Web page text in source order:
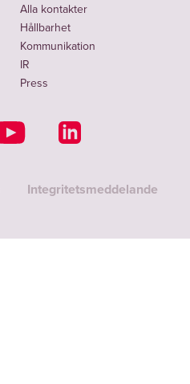
Alla kontakter
Hållbarhet
Kommunikation
IR
Press
Integritetsmeddelande